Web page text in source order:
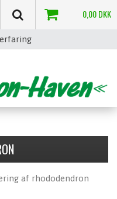
0,00DKK
af rhododendron